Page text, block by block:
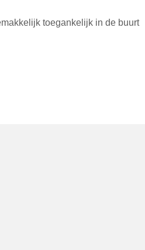
toegankelijk in de buurt